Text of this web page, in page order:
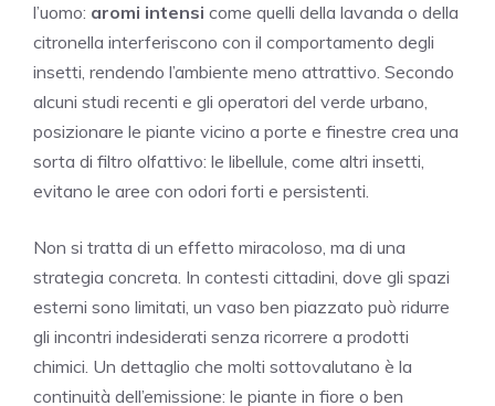
l’uomo: aromi intensi come quelli della lavanda o della
citronella interferiscono con il comportamento degli
insetti, rendendo l’ambiente meno attrattivo. Secondo
alcuni studi recenti e gli operatori del verde urbano,
posizionare le piante vicino a porte e finestre crea una
sorta di filtro olfattivo: le libellule, come altri insetti,
evitano le aree con odori forti e persistenti.
Non si tratta di un effetto miracoloso, ma di una
strategia concreta. In contesti cittadini, dove gli spazi
esterni sono limitati, un vaso ben piazzato può ridurre
gli incontri indesiderati senza ricorrere a prodotti
chimici. Un dettaglio che molti sottovalutano è la
continuità dell’emissione: le piante in fiore o ben